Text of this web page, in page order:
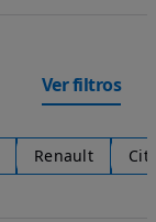
Ver filtros
Renault